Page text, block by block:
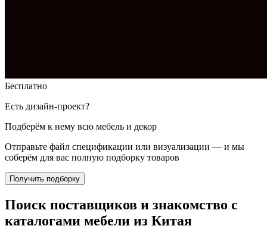
Бесплатно
Есть дизайн-проект?
Подберём к нему всю мебель и декор
Отправьте файл спецификации или визуализации — и мы
соберём для вас полную подборку товаров
Получить подборку
Поиск поставщиков и знакомство с
каталогами мебели из Китая